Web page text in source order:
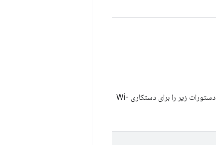
یک ابزار خط فرمان است که رسانه اتصال Wi-Fi را کنترل می‌کند. این ابزار دستورات زیر را برای دستکاری Wi-